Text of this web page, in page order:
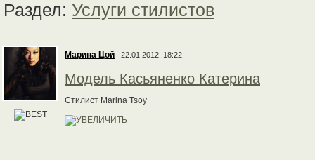
Раздел: Услуги стилистов
Марина Цой 22.01.2012, 18:22
Модель Касьяненко Катерина
Стилист Marina Tsoy